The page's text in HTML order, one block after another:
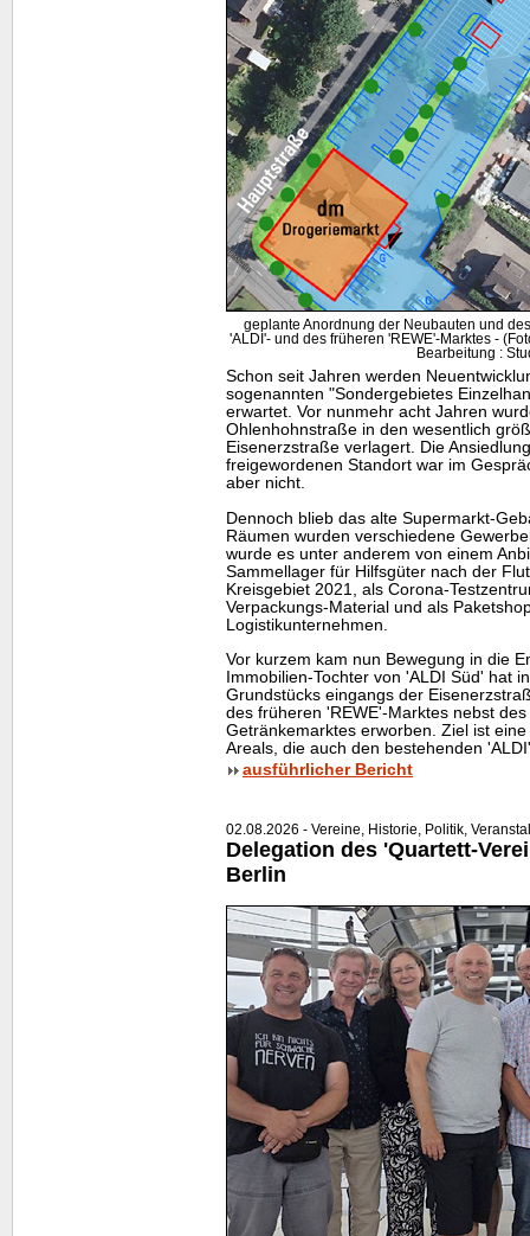
geplante Anordnung der Neubauten und
'ALDI'- und des früheren 'REWE'-Marktes -
Bearbeitung :
Schon seit Jahren werden
sogenannten "Sondergebietes
erwartet. Vor nunmehr acht Jahren
Ohlenhohnstraße in den wesentlich
Eisenerzstraße verlagert. Die
freigewordenen Standort war im
aber nicht.
Dennoch blieb das alte Supermarkt-
Räumen wurden verschiedene
wurde es unter anderem von einem
Sammellager für Hilfsgüter nach der
Kreisgebiet 2021, als Corona-
Verpackungs-Material und als
Logistikunternehmen.
Vor kurzem kam nun Bewegung in die
Immobilien-Tochter von 'ALDI Süd' hat
Grundstücks eingangs der
des früheren 'REWE'-Marktes nebst
Getränkemarktes erworben. Ziel ist
Areals, die auch den bestehenden
ausführlicher Bericht
02.08.2026 - Vereine, Historie, Politik,
Delegation des 'Quartett-
Berlin